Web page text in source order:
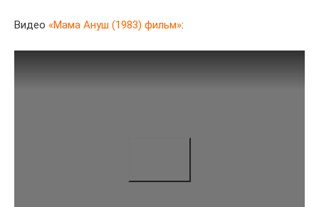
Видео «Мама Ануш (1983) фильм»: